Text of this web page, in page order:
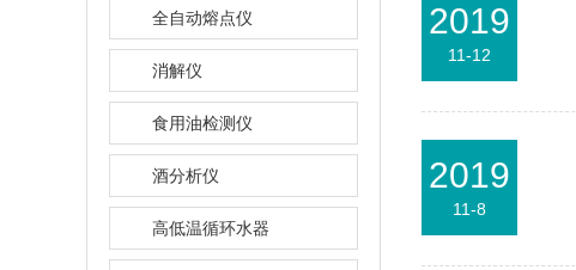
全自动熔点仪
消解仪
食用油检测仪
酒分析仪
高低温循环水器
2019
11-12
2019
11-8